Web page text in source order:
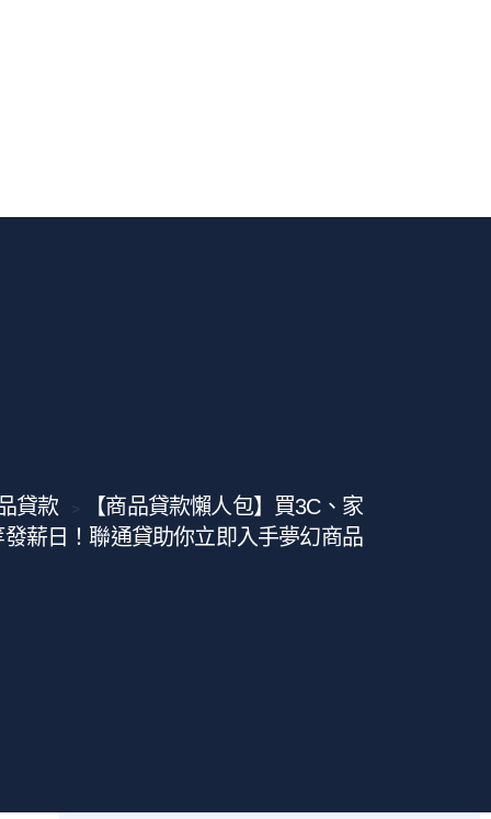
貸款 >
【商品貸款懶人包】買3C、家
發薪日！聯通貸助你立即入手夢幻商品